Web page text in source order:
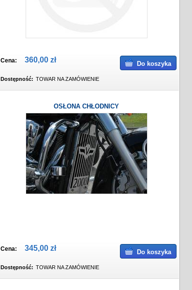
Cena: 360,00 zł Do koszyka
Dostępność: TOWAR NA ZAMÓWIENIE
OSŁONA CHŁODNICY
Cena: 345,00 zł Do koszyka
Dostępność: TOWAR NA ZAMÓWIENIE